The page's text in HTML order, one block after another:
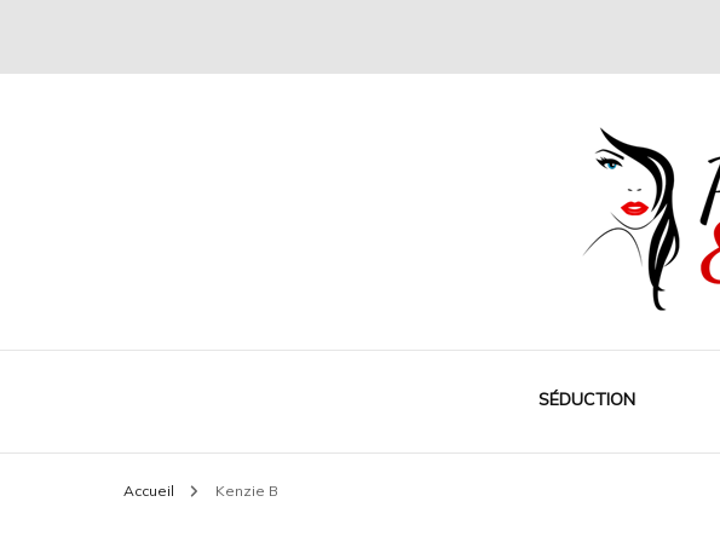
Plaire & Séduire SÉDUCTION
Accueil Kenzie B